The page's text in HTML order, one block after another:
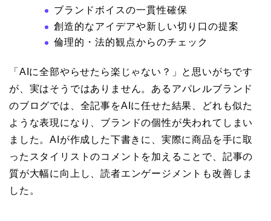
ブランドボイスの一貫性確保
創造的なアイデアや新しい切り口の提案
倫理的・法的観点からのチェック
「AIに全部やらせたら楽じゃない？」と思いがちです
が、実はそうではありません。あるアパレルブランド
のブログでは、全記事をAIに任せた結果、どれも似た
ような表現になり、ブランドの個性が失われてしまい
ました。AIが作成した下書きに、実際に商品を手に取
ったスタイリストのコメントを加えることで、記事の
質が大幅に向上し、読者エンゲージメントも改善しま
した。